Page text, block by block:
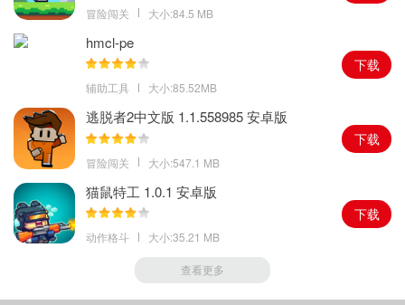
冒险闯关 大小:84.5 MB
hmcl-pe
辅助工具 大小:85.52MB
下载
逃脱者2中文版 1.1.558985 安卓版
冒险闯关 大小:547.1 MB
下载
猫鼠特工 1.0.1 安卓版
动作格斗 大小:35.21 MB
下载
查看更多